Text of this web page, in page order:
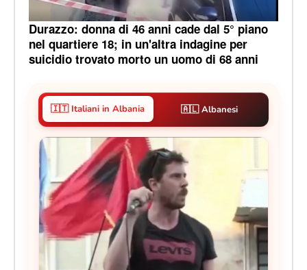
Durazzo: donna di 46 anni cade dal 5° piano
nel quartiere 18; in un'altra indagine per
suicidio trovato morto un uomo di 68 anni
🇮🇹 Italiani in Albania 🇦🇱 Albanesi